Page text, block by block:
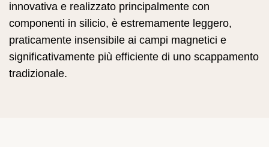
innovativa e realizzato principalmente con
componenti in silicio, è estremamente leggero,
praticamente insensibile ai campi magnetici e
significativamente più efficiente di uno scappamento
tradizionale.